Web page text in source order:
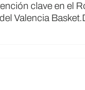
clave en el
Valencia